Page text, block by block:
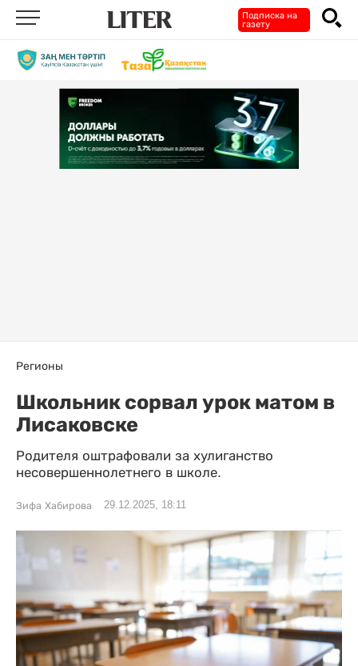
Подписка на
газету
Регионы
Школьник сорвал урок матом в
Лисаковске
Родителя оштрафовали за хулиганство
несовершеннолетнего в школе.
Зифа Хабирова 29.12.2025, 18:11